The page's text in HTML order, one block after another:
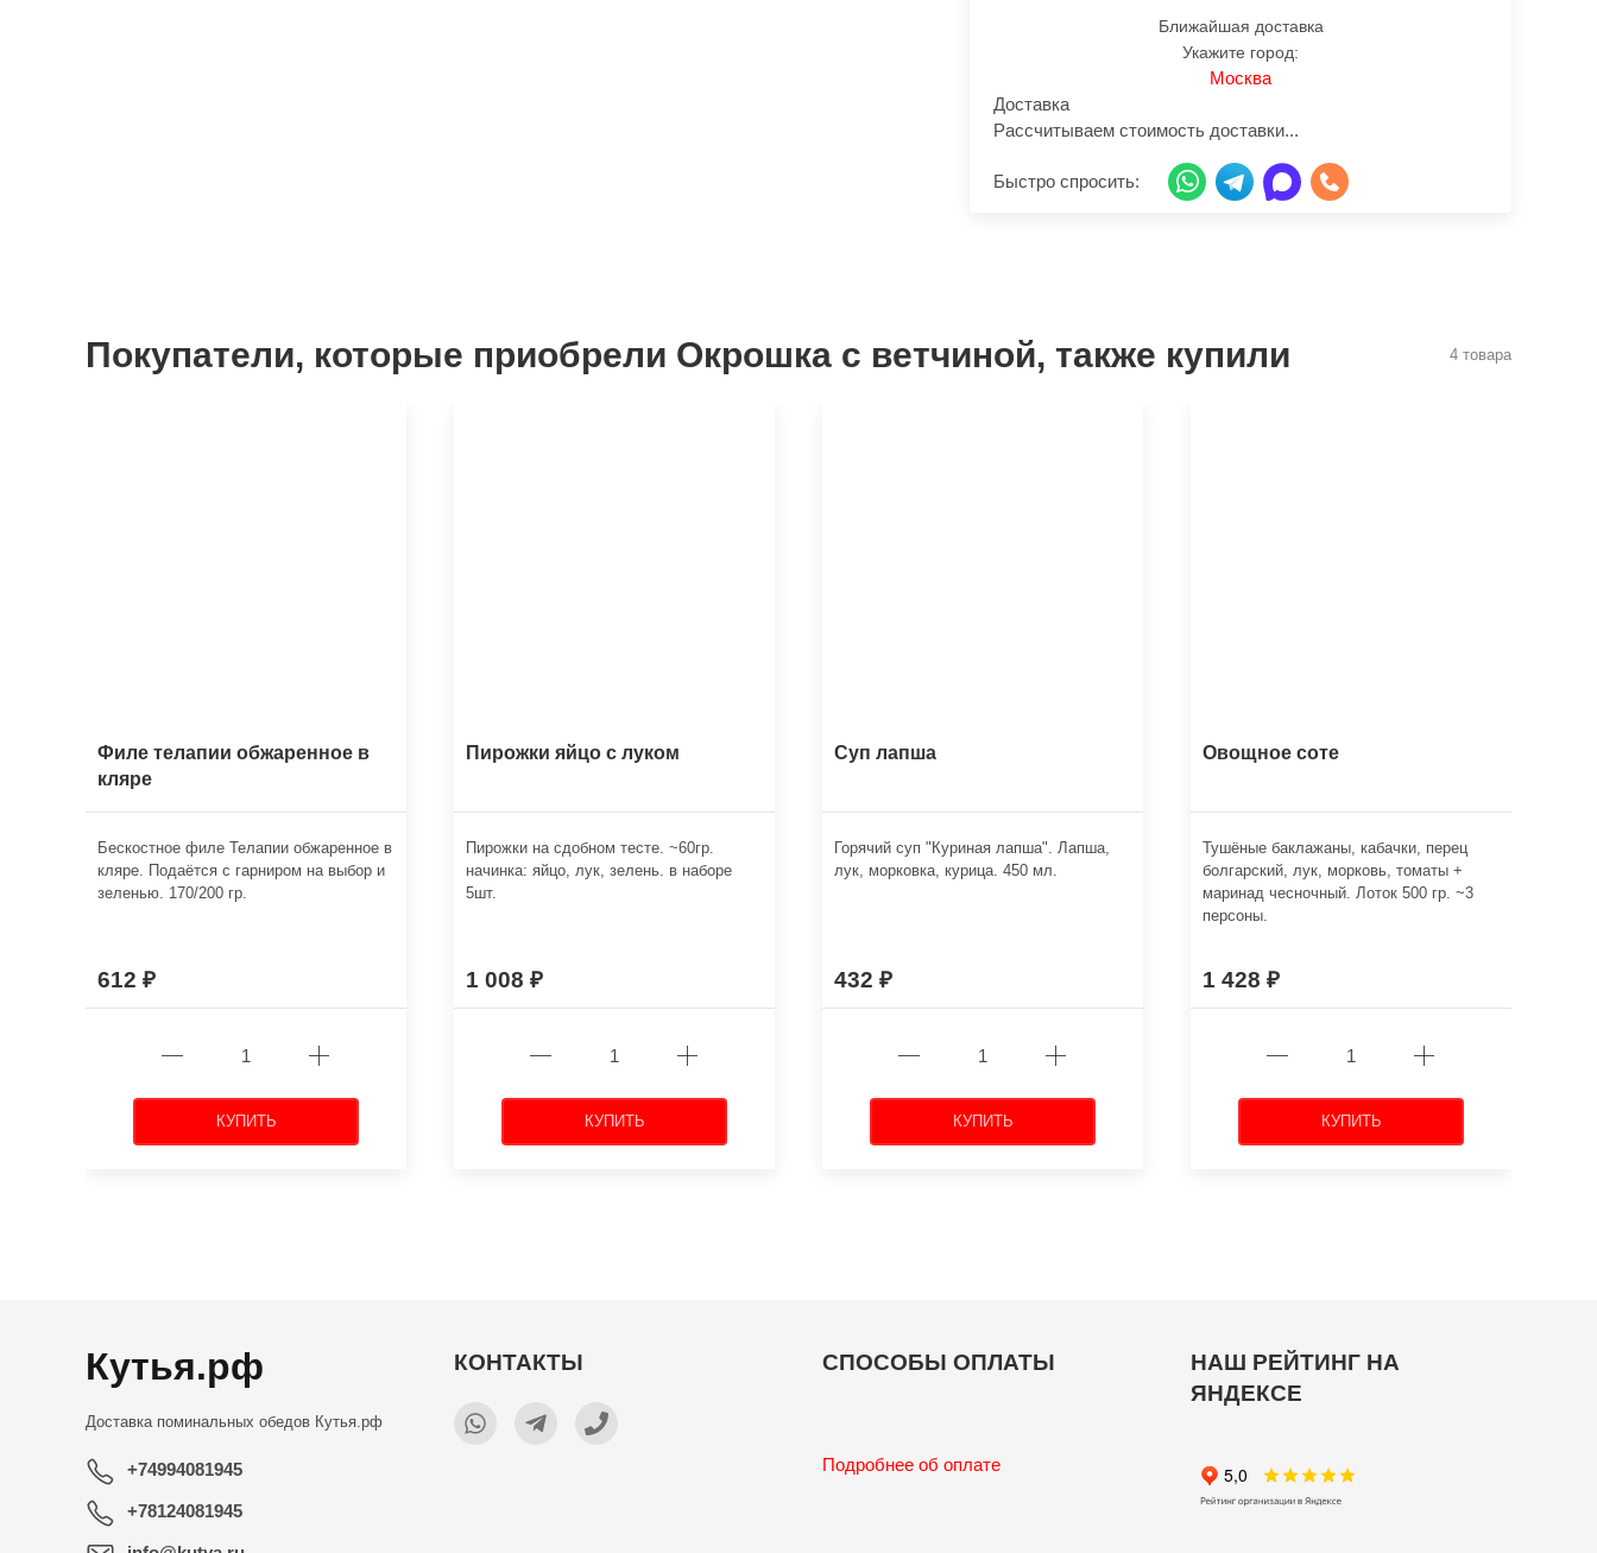
Ближайшая доставка
Укажите город:
Москва
Доставка
Рассчитываем стоимость доставки...
Быстро спросить:
Покупатели, которые приобрели Окрошка с ветчиной, также купили 4 товара
Филе телапии обжаренное в
кляре
Бескостное филе Телапии обжаренное в
кляре. Подаётся с гарниром на выбор и
зеленью. 170/200 гр.
612
КУПИТЬ
Пирожки яйцо с луком
Пирожки на сдобном тесте. ~60гр.
начинка: яйцо, лук, зелень. в наборе
5шт.
1 008
КУПИТЬ
Суп лапша
Горячий суп "Куриная лапша". Лапша,
лук, морковка, курица. 450 мл.
432
КУПИТЬ
Овощное соте
Тушёные баклажаны, кабачки, перец
болгарский, лук, морковь, томаты +
маринад чесночный. Лоток 500 гр. ~3
персоны.
1 428
КУПИТЬ
Кутья.рф
Доставка поминальных обедов Кутья.рф
+74994081945
+78124081945
КОНТАКТЫ СПОСОБЫ ОПЛАТЫ
Подробнее об оплате
НАШ РЕЙТИНГ НА
ЯНДЕКСЕ